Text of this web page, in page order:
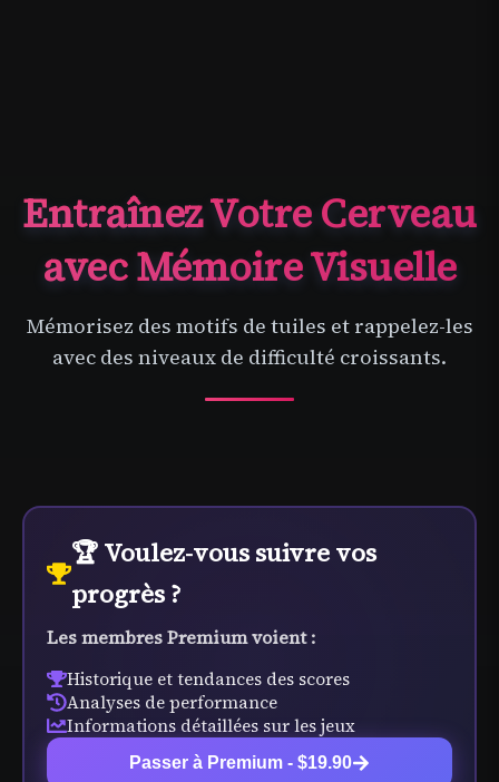
Entraînez Votre Cerveau
avec Mémoire Visuelle
Mémorisez des motifs de tuiles et rappelez-les
avec des niveaux de difficulté croissants.
🏆 Voulez-vous suivre vos
progrès ?
Les membres Premium voient :
Historique et tendances des scores
Analyses de performance
Informations détaillées sur les jeux
Passer à Premium - $19.90